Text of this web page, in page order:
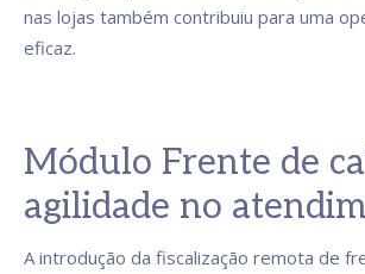
nas lojas também contribuiu para uma
eficaz.
Módulo Frente de
agilidade no
A introdução da fiscalização remota de